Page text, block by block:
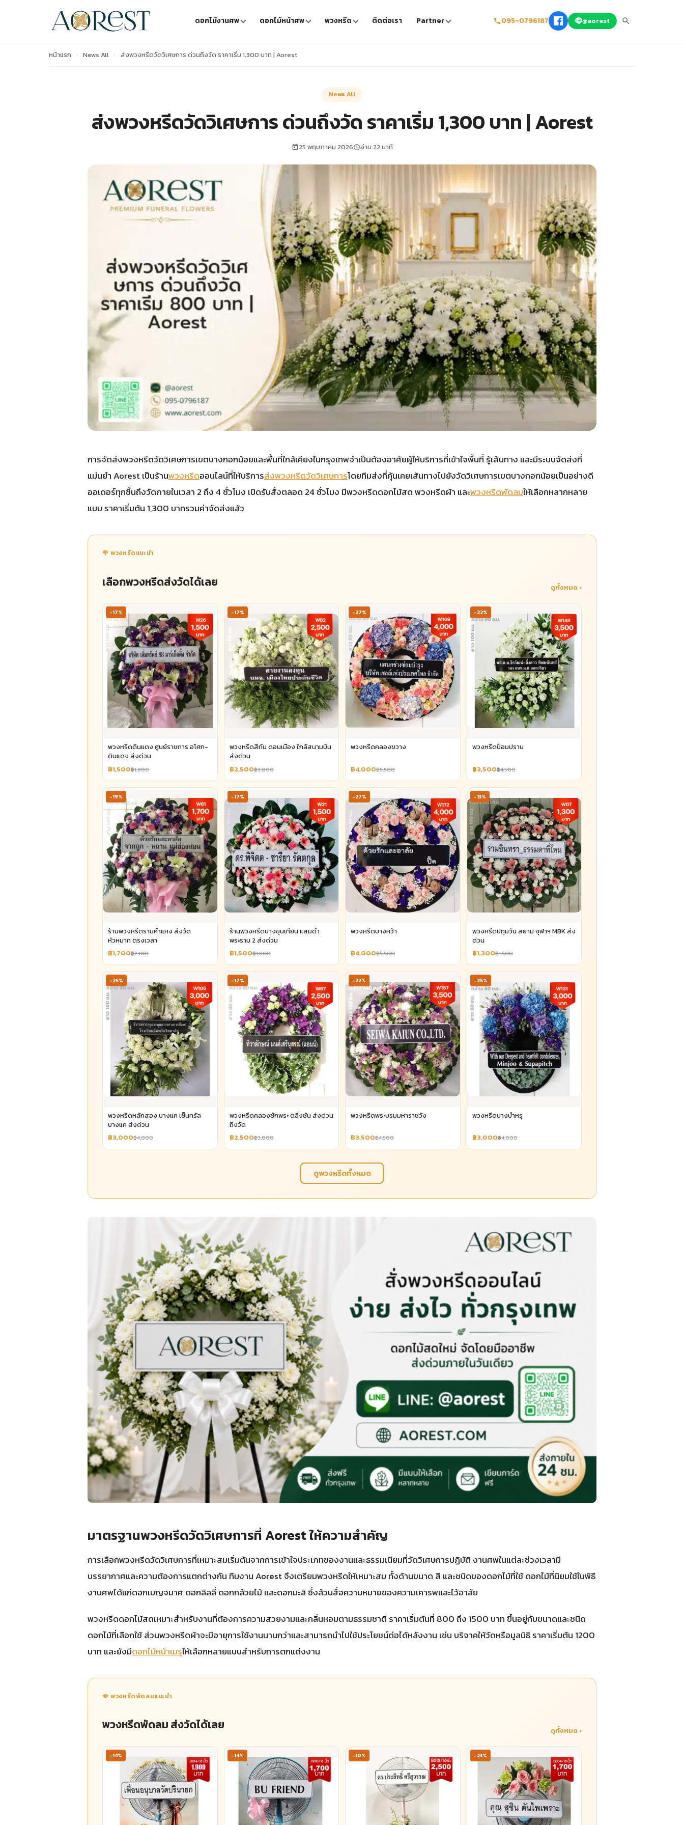
ดอกไม้งานศพ ดอกไม้หน้าศพ พวงหรีด ติดต่อเรา Partner 095-0796187 @aorest
หน้าแรก › News All › ส่งพวงหรีดวัดวิเศษการ ด่วนถึงวัด ราคาเริ่ม 1,300 บาท | Aorest
News All
ส่งพวงหรีดวัดวิเศษการ ด่วนถึงวัด ราคาเริ่ม 1,300 บาท | Aorest
25 พฤษภาคม 2026 อ่าน 22 นาที
การจัดส่งพวงหรีดวัดวิเศษการเขตบางกอกน้อยและพื้นที่ใกล้เคียงในกรุงเทพจำเป็นต้องอาศัยผู้ให้บริการที่เข้าใจพื้นที่ รู้เส้นทาง และมีระบบจัดส่งที่
แม่นยำ Aorest เป็นร้านพวงหรีดออนไลน์ที่ให้บริการส่งพวงหรีดวัดวิเศษการโดยทีมส่งที่คุ้นเคยเส้นทางไปยังวัดวิเศษการเขตบางกอกน้อยเป็นอย่างดี
ออเดอร์ทุกชิ้นถึงวัดภายในเวลา 2 ถึง 4 ชั่วโมง เปิดรับสั่งตลอด 24 ชั่วโมง มีพวงหรีดดอกไม้สด พวงหรีดผ้า และพวงหรีดพัดลมให้เลือกหลากหลาย
แบบ ราคาเริ่มต้น 1,300 บาทรวมค่าจัดส่งแล้ว
🌹 พวงหรีดแนะนำ
เลือกพวงหรีดส่งวัดได้เลย ดูทั้งหมด ›
-17%
พวงหรีดดินแดง ศูนย์ราชการ อโศก-
ดินแดง ส่งด่วน
฿1,500฿1,800
-17%
พวงหรีดสีกัน ดอนเมือง ใกล้สนามบิน
ส่งด่วน
฿2,500฿3,000
-27%
พวงหรีดคลองขวาง
฿4,000฿5,500
-22%
พวงหรีดป้อมปราบ
฿3,500฿4,500
-19%
ร้านพวงหรีดรามคำแหง ส่งวัด
หัวหมาก ตรงเวลา
฿1,700฿2,100
-17%
ร้านพวงหรีดบางขุนเทียน แสมดำ
พระราม 2 ส่งด่วน
฿1,500฿1,800
-27%
พวงหรีดบางหว้า
฿4,000฿5,500
-13%
พวงหรีดปทุมวัน สยาม จุฬาฯ MBK ส่ง
ด่วน
฿1,300฿1,500
-25%
พวงหรีดหลักสอง บางแค เซ็นทรัล
บางแค ส่งด่วน
฿3,000฿4,000
-17%
พวงหรีดคลองชักพระ ตลิ่งชัน ส่งด่วน
ถึงวัด
฿2,500฿3,000
-22%
พวงหรีดพระบรมมหาราชวัง
฿3,500฿4,500
-25%
พวงหรีดบางบำหรุ
฿3,000฿4,000
ดูพวงหรีดทั้งหมด
มาตรฐานพวงหรีดวัดวิเศษการที่ Aorest ให้ความสำคัญ
การเลือกพวงหรีดวัดวิเศษการที่เหมาะสมเริ่มต้นจากการเข้าใจประเภทของงานและธรรมเนียมที่วัดวิเศษการปฏิบัติ งานศพในแต่ละช่วงเวลามี
บรรยากาศและความต้องการแตกต่างกัน ทีมงาน Aorest จึงเตรียมพวงหรีดให้เหมาะสม ทั้งด้านขนาด สี และชนิดของดอกไม้ที่ใช้ ดอกไม้ที่นิยมใช้ในพิธี
งานศพได้แก่ดอกเบญจมาศ ดอกลิลลี่ ดอกกล้วยไม้ และดอกมะลิ ซึ่งล้วนสื่อความหมายของความเคารพและไว้อาลัย
พวงหรีดดอกไม้สดเหมาะสำหรับงานที่ต้องการความสวยงามและกลิ่นหอมตามธรรมชาติ ราคาเริ่มต้นที่ 800 ถึง 1500 บาท ขึ้นอยู่กับขนาดและชนิด
ดอกไม้ที่เลือกใช้ ส่วนพวงหรีดผ้าจะมีอายุการใช้งานนานกว่าและสามารถนำไปใช้ประโยชน์ต่อได้หลังงาน เช่น บริจาคให้วัดหรือมูลนิธิ ราคาเริ่มต้น 1200
บาท และยังมีดอกไม้หน้าเมรุให้เลือกหลายแบบสำหรับการตกแต่งงาน
🪭 พวงหรีดพัดลมแนะนำ
พวงหรีดพัดลม ส่งวัดได้เลย ดูทั้งหมด ›
-14% -14% -10% -23%